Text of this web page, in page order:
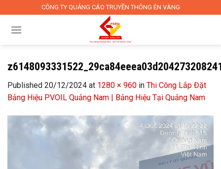
content
CÔNG TY QUẢNG CÁO TRUYỀN THÔNG ÉN VÀNG
Published 20/12/2024 at 1280 × 960 in Thi Công Lắp Đặt
Bảng Hiệu PVOIL Quảng Nam | Bảng Hiệu Tại Quảng Nam